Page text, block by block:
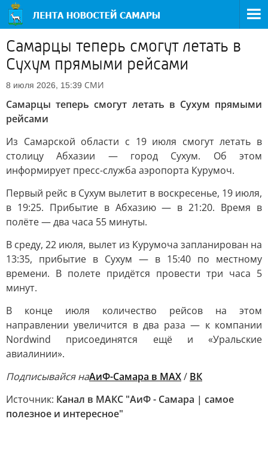
Самарцы теперь смогут летать в
Сухум прямыми рейсами
8 июля 2026, 15:39 СМИ
Самарцы теперь смогут летать в Сухум прямыми
рейсами
Из Самарской области с 19 июля смогут летать в
столицу Абхазии — город Сухум. Об этом
информирует пресс-служба аэропорта Курумоч.
Первый рейс в Сухум вылетит в воскресенье, 19 июля,
в 19:25. Прибытие в Абхазию — в 21:20. Время в
полёте — два часа 55 минуты.
В среду, 22 июля, вылет из Курумоча запланирован на
13:35, прибытие в Сухум — в 15:40 по местному
времени. В полете придётся провести три часа 5
минут.
В конце июля количество рейсов на этом
направлении увеличится в два раза — к компании
Nordwind присоединятся ещё и «Уральские
авиалинии».
Подписывайся наАиФ-Самара в МАХ/ ВК
Источник: Канал в МАКС "АиФ - Самара | самое
полезное и интересное"